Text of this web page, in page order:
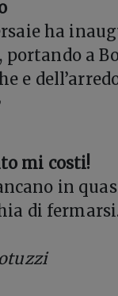
ha
portando a
e
mi costi!
in
di